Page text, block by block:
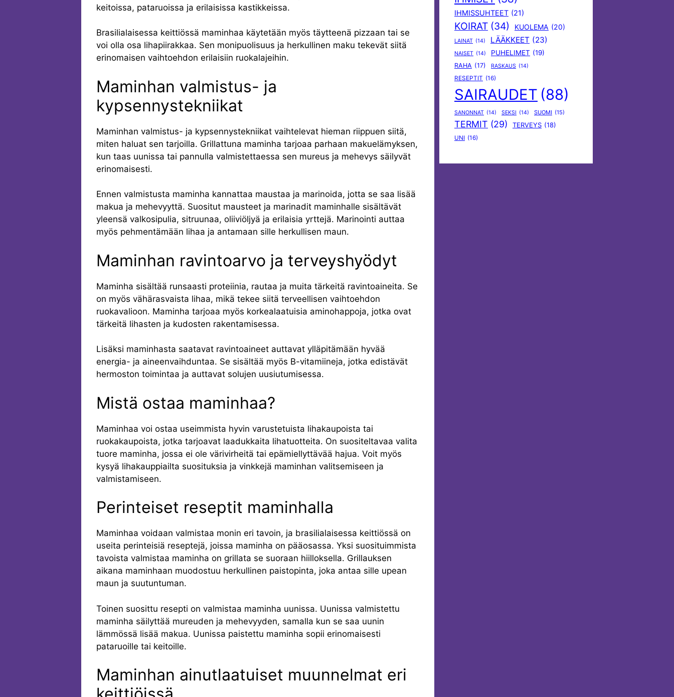
keitoissa, pataruoissa ja erilaisissa kastikkeissa.
Brasilialaisessa keittiössä maminhaa käytetään myös täytteenä pizzaan tai se
voi olla osa lihapiirakkaa. Sen monipuolisuus ja herkullinen maku tekevät siitä
erinomaisen vaihtoehdon erilaisiin ruokalajeihin.
Maminhan valmistus- ja
kypsennystekniikat
Maminhan valmistus- ja kypsennystekniikat vaihtelevat hieman riippuen siitä,
miten haluat sen tarjoilla. Grillattuna maminha tarjoaa parhaan makuelämyksen,
kun taas uunissa tai pannulla valmistettaessa sen mureus ja mehevys säilyvät
erinomaisesti.
Ennen valmistusta maminha kannattaa maustaa ja marinoida, jotta se saa lisää
makua ja mehevyyttä. Suositut mausteet ja marinadit maminhalle sisältävät
yleensä valkosipulia, sitruunaa, oliiviöljyä ja erilaisia yrttejä. Marinointi auttaa
myös pehmentämään lihaa ja antamaan sille herkullisen maun.
Maminhan ravintoarvo ja terveyshyödyt
Maminha sisältää runsaasti proteiinia, rautaa ja muita tärkeitä ravintoaineita. Se
on myös vähärasvaista lihaa, mikä tekee siitä terveellisen vaihtoehdon
ruokavalioon. Maminha tarjoaa myös korkealaatuisia aminohappoja, jotka ovat
tärkeitä lihasten ja kudosten rakentamisessa.
Lisäksi maminhasta saatavat ravintoaineet auttavat ylläpitämään hyvää
energia- ja aineenvaihduntaa. Se sisältää myös B-vitamiineja, jotka edistävät
hermoston toimintaa ja auttavat solujen uusiutumisessa.
Mistä ostaa maminhaa?
Maminhaa voi ostaa useimmista hyvin varustetuista lihakaupoista tai
ruokakaupoista, jotka tarjoavat laadukkaita lihatuotteita. On suositeltavaa valita
tuore maminha, jossa ei ole värivirheitä tai epämiellyttävää hajua. Voit myös
kysyä lihakauppiailta suosituksia ja vinkkejä maminhan valitsemiseen ja
valmistamiseen.
Perinteiset reseptit maminhalla
Maminhaa voidaan valmistaa monin eri tavoin, ja brasilialaisessa keittiössä on
useita perinteisiä reseptejä, joissa maminha on pääosassa. Yksi suosituimmista
tavoista valmistaa maminha on grillata se suoraan hiilloksella. Grillauksen
aikana maminhaan muodostuu herkullinen paistopinta, joka antaa sille upean
maun ja suutuntuman.
Toinen suosittu resepti on valmistaa maminha uunissa. Uunissa valmistettu
maminha säilyttää mureuden ja mehevyyden, samalla kun se saa uunin
lämmössä lisää makua. Uunissa paistettu maminha sopii erinomaisesti
pataruoille tai keitoille.
Maminhan ainutlaatuiset muunnelmat eri
IHMISSUHTEET (21)
KOIRAT (34) KUOLEMA (20)
LAINAT (14) LÄÄKKEET (23)
NAISET (14) PUHELIMET (19)
RAHA (17) RASKAUS (14)
RESEPTIT (16)
SAIRAUDET (88)
SANONNAT (14) SEKSI (14) SUOMI (15)
TERMIT (29) TERVEYS (18)
UNI (16)